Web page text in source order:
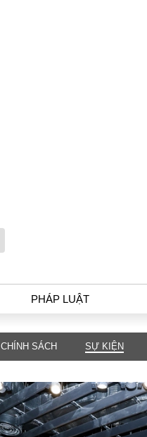
PHÁP LUẬT
PHÁP LUẬT
luật
Góc nhìn luật gia
Hồ sơ điều tra
CHÍNH SÁCH SỰ KIỆN